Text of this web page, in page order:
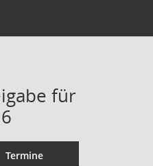
für
Termine